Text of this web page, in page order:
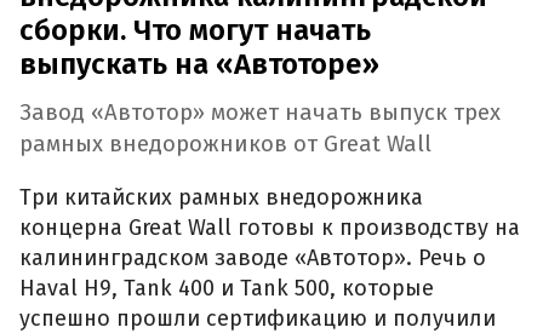
сборки. Что могут начать
выпускать на «Автоторе»
Завод «Автотор» может начать выпуск трех
рамных внедорожников от Great Wall
Три китайских рамных внедорожника
концерна Great Wall готовы к производству на
калининградском заводе «Автотор». Речь о
Haval H9, Tank 400 и Tank 500, которые
успешно прошли сертификацию и получили